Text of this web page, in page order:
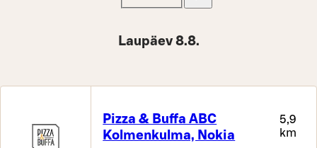
Laupäev 8.8.
Pizza & Buffa ABC
Kolmenkulma, Nokia
5,9
km